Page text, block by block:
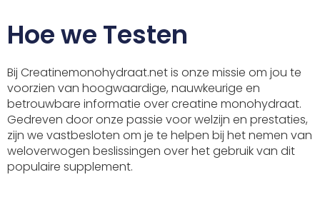
Hoe we Testen
Bij Creatinemonohydraat.net is onze missie om jou te
voorzien van hoogwaardige, nauwkeurige en
betrouwbare informatie over creatine monohydraat.
Gedreven door onze passie voor welzijn en prestaties,
zijn we vastbesloten om je te helpen bij het nemen van
weloverwogen beslissingen over het gebruik van dit
populaire supplement.